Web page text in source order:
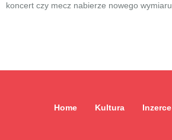
koncert czy mecz nabierze nowego wymiaru.
Home Kultura Inzerce